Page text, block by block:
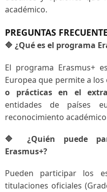
académico.
PREGUNTAS
🔷 ¿Qué es el programa
El programa Erasmus+
Europea que permite a
o prácticas en el
entidades de países
reconocimiento
🔷 ¿Quién puede
Erasmus+?
Pueden participar los
titulaciones oficiales